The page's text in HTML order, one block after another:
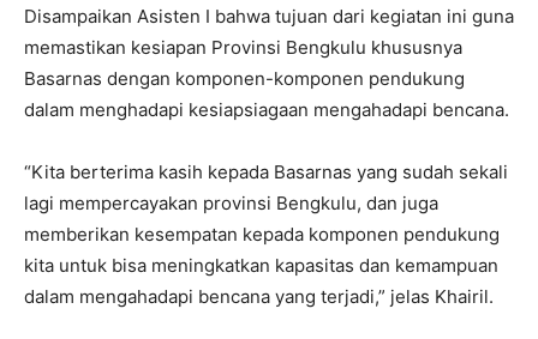
Disampaikan Asisten I bahwa tujuan dari kegiatan ini guna
memastikan kesiapan Provinsi Bengkulu khususnya
Basarnas dengan komponen-komponen pendukung
dalam menghadapi kesiapsiagaan mengahadapi bencana.
“Kita berterima kasih kepada Basarnas yang sudah sekali
lagi mempercayakan provinsi Bengkulu, dan juga
memberikan kesempatan kepada komponen pendukung
kita untuk bisa meningkatkan kapasitas dan kemampuan
dalam mengahadapi bencana yang terjadi,” jelas Khairil.